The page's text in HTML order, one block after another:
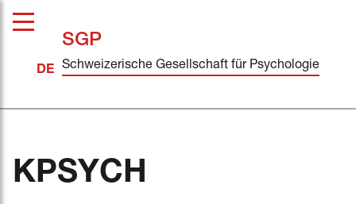
SGP
Schweizerische Gesellschaft für Psychologie
KPSYCH